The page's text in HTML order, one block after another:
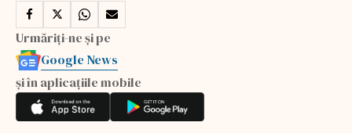
Urmăriți-ne și pe
Google News
și în aplicațiile mobile